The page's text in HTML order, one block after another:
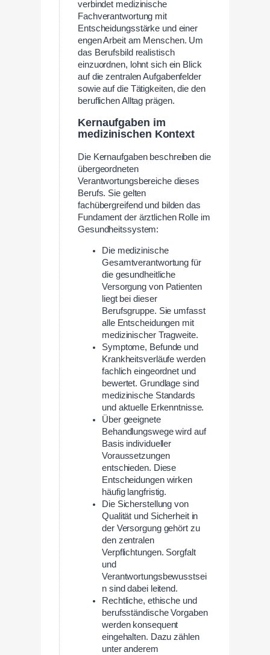
verbindet medizinische
Fachverantwortung mit
Entscheidungsstärke und einer
engen Arbeit am Menschen. Um
das Berufsbild realistisch
einzuordnen, lohnt sich ein Blick
auf die zentralen Aufgabenfelder
sowie auf die Tätigkeiten, die den
beruflichen Alltag prägen.
Kernaufgaben im
medizinischen Kontext
Die Kernaufgaben beschreiben die
übergeordneten
Verantwortungsbereiche dieses
Berufs. Sie gelten
fachübergreifend und bilden das
Fundament der ärztlichen Rolle im
Gesundheitssystem:
Die medizinische
Gesamtverantwortung für
die gesundheitliche
Versorgung von Patienten
liegt bei dieser
Berufsgruppe. Sie umfasst
alle Entscheidungen mit
medizinischer Tragweite.
Symptome, Befunde und
Krankheitsverläufe werden
fachlich eingeordnet und
bewertet. Grundlage sind
medizinische Standards
und aktuelle Erkenntnisse.
Über geeignete
Behandlungswege wird auf
Basis individueller
Voraussetzungen
entschieden. Diese
Entscheidungen wirken
häufig langfristig.
Die Sicherstellung von
Qualität und Sicherheit in
der Versorgung gehört zu
den zentralen
Verpflichtungen. Sorgfalt
und
Verantwortungsbewusstsei
n sind dabei leitend.
Rechtliche, ethische und
berufsständische Vorgaben
werden konsequent
eingehalten. Dazu zählen
unter anderem